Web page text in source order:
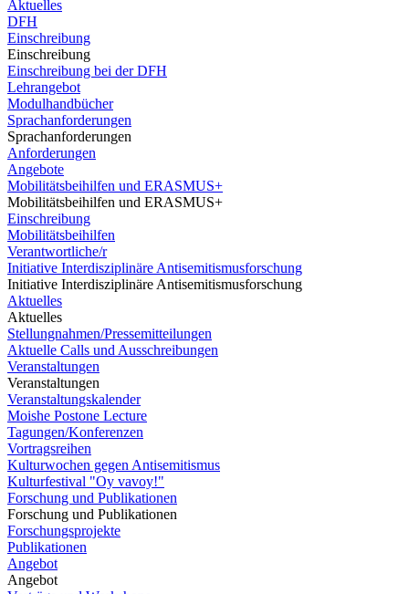
Aktuelles
DFH
Einschreibung
Einschreibung
Einschreibung bei der DFH
Lehrangebot
Modulhandbücher
Sprachanforderungen
Sprachanforderungen
Anforderungen
Angebote
Mobilitätsbeihilfen und ERASMUS+
Mobilitätsbeihilfen und ERASMUS+
Einschreibung
Mobilitätsbeihilfen
Verantwortliche/r
Initiative Interdisziplinäre Antisemitismusforschung
Initiative Interdisziplinäre Antisemitismusforschung
Aktuelles
Aktuelles
Stellungnahmen/Pressemitteilungen
Aktuelle Calls und Ausschreibungen
Veranstaltungen
Veranstaltungen
Veranstaltungskalender
Moishe Postone Lecture
Tagungen/Konferenzen
Vortragsreihen
Kulturwochen gegen Antisemitismus
Kulturfestival "Oy vavoy!"
Forschung und Publikationen
Forschung und Publikationen
Forschungsprojekte
Publikationen
Angebot
Angebot